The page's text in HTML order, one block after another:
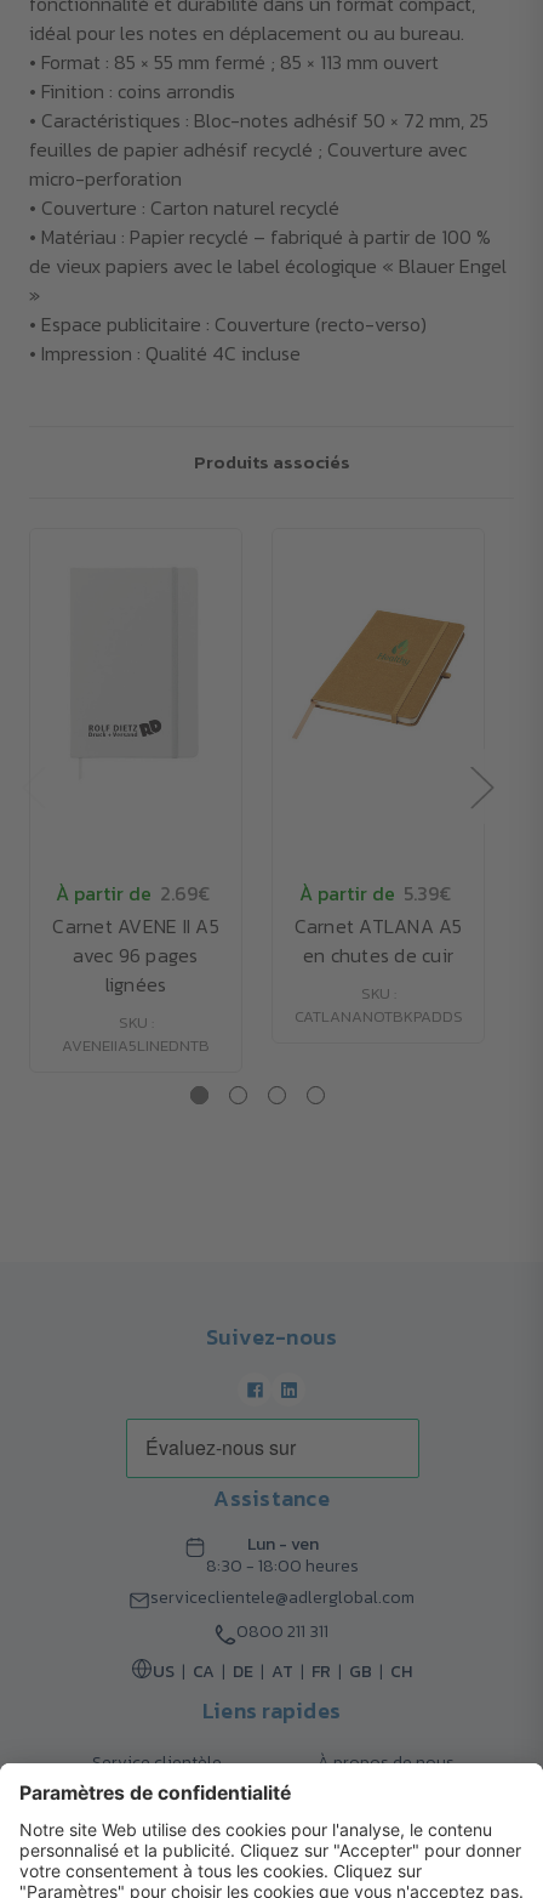
idéal pour les notes en déplacement ou au bureau.
• Format : 85 × 55 mm fermé ; 85 × 113 mm ouvert
• Finition : coins arrondis
• Caractéristiques : Bloc-notes adhésif 50 × 72 mm, 25
feuilles de papier adhésif recyclé ; Couverture avec
micro-perforation
• Couverture : Carton naturel recyclé
• Matériau : Papier recyclé – fabriqué à partir de 100 %
de vieux papiers avec le label écologique « Blauer Engel
»
• Espace publicitaire : Couverture (recto-verso)
• Impression : Qualité 4C incluse
Produits associés
À partir de 2.69€
Carnet AVENE II A5
avec 96 pages
lignées
SKU :
AVENEIIA5LINEDNTB
À partir de 5.39€
Carnet ATLANA A5
en chutes de cuir
SKU :
CATLANANOTBKPADDS
Suivez-nous
Assistance
Lun - ven
8:30 - 18:00 heures
serviceclientele@adlerglobal.com
0800 211 311
US
CA DE AT FR GB CH
Liens rapides
Service clientèle
À propos de nous
Retours
Contact
FAQ
Garanties
Mode de paiement